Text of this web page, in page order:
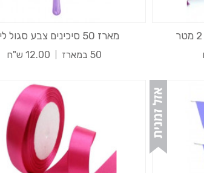
מארז 50 סיכינים צבע סגול לילך
50 במארז 12.00 ש"ח